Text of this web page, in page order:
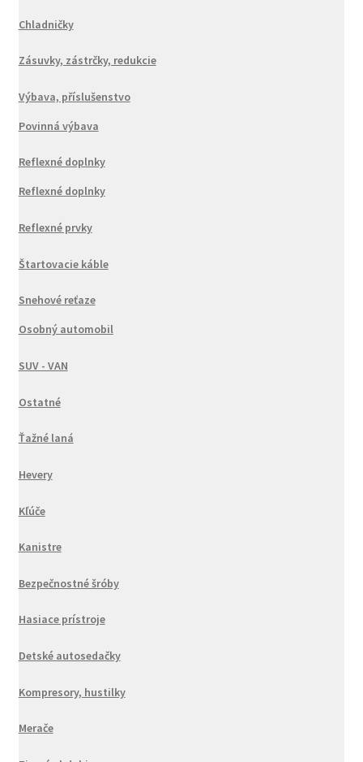
Chladničky
Zásuvky, zástrčky, redukcie
Výbava, příslušenstvo
Povinná výbava
Reflexné doplnky
Reflexné doplnky
Reflexné prvky
Štartovacie káble
Snehové reťaze
Osobný automobil
SUV - VAN
Ostatné
Ťažné laná
Hevery
Kľúče
Kanistre
Bezpečnostné šróby
Hasiace prístroje
Detské autosedačky
Kompresory, hustilky
Merače